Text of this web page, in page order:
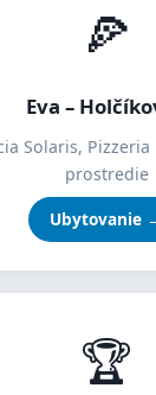
🍕
Eva –
Solaris,
prostredie
Ubytovanie
🏆